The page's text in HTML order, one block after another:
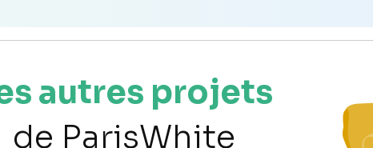
autres projets
de ParisWhite